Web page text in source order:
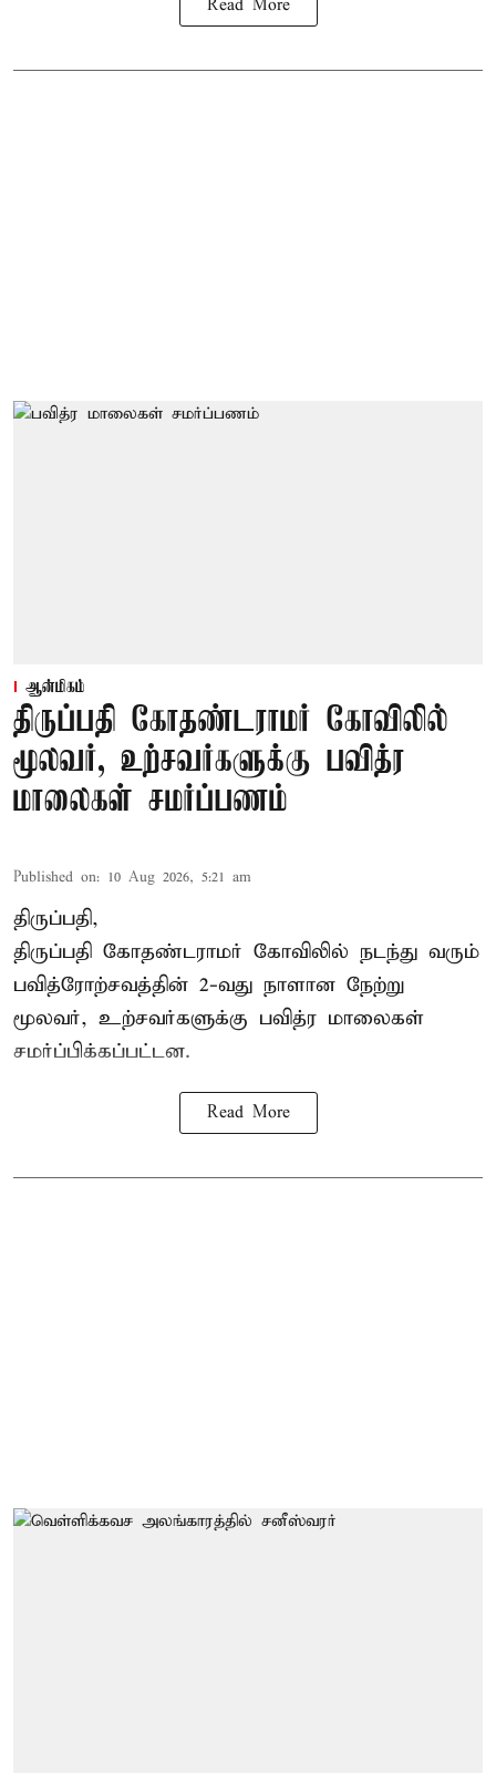
Read More
ஆன்மிகம்
திருப்பதி கோதண்டராமர் கோவிலில்
மூலவர், உற்சவர்களுக்கு பவித்ர
மாலைகள் சமர்ப்பணம்
Published on: 10 Aug 2026, 5:21 am
திருப்பதி,
திருப்பதி கோதண்டராமர் கோவிலில் நடந்து வரும்
பவித்ரோற்சவத்தின் 2-வது நாளான நேற்று
மூலவர், உற்சவர்களுக்கு பவித்ர மாலைகள்
சமர்ப்பிக்கப்பட்டன.
Read More